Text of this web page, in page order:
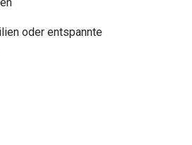
oder entspannte